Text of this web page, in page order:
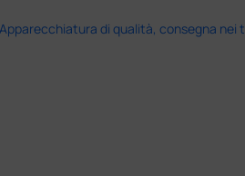
di qualità, consegna